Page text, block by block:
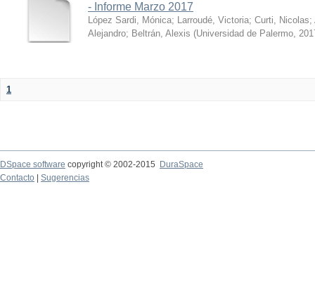
- Informe Marzo 2017
López Sardi, Mónica; Larroudé, Victoria; Curti, Nicolas;
Alejandro; Beltrán, Alexis (Universidad de Palermo,
1
DSpace software copyright © 2002-2015
DuraSpace
Contacto
Sugerencias